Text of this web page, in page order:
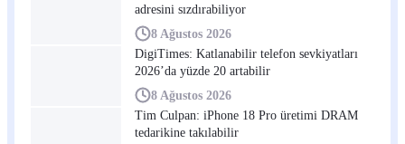
adresini sızdırabiliyor
8 Ağustos 2026
DigiTimes: Katlanabilir telefon sevkiyatları
2026’da yüzde 20 artabilir
8 Ağustos 2026
Tim Culpan: iPhone 18 Pro üretimi DRAM
tedarikine takılabilir